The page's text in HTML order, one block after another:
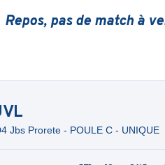
Repos, pas de match à
Jbs Prorete - POULE C - UNIQUE